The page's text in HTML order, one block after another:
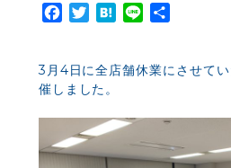
Facebook
TwitterHatena
Line
3月4日に全店舗休業にさせて
催しました。